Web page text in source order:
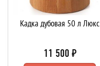
Кадка дубовая 50 л Люкс
11 500 ₽